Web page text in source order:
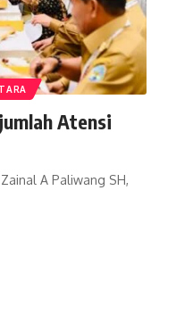
Atensi
A Paliwang SH,